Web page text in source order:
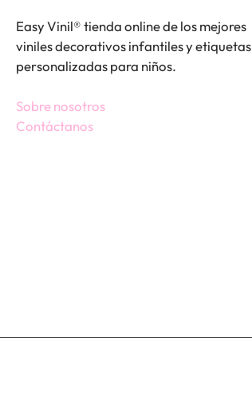
Easy Vinil® tienda online de los mejores
viniles decorativos infantiles y etiquetas
personalizadas para niños.
Sobre nosotros
Contáctanos